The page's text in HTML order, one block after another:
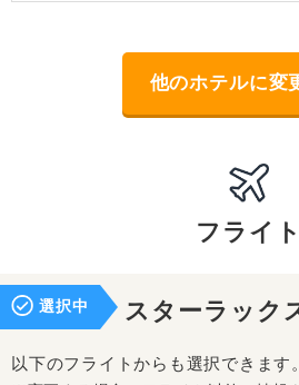
他のホテルに変
フライト
選択中 スターラック
以下のフライトからも選択できます。